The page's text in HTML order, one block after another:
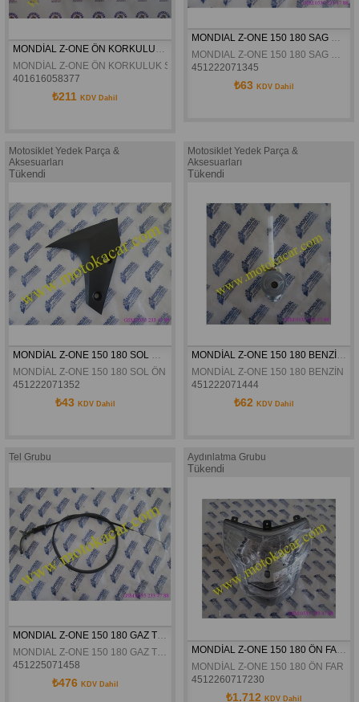
MONDİAL Z-ONE ÖN KORKULUK SİYAH
401616058377
₺211KDV Dahil
451222071345
₺63 KDV Dahil
Motosiklet Yedek Parça &
Aksesuarları
Tükendi
MONDİAL Z-ONE 150 180 SOL ÖN ÇAMULUK YAN GRENAJ ORJİNAL
MONDİAL Z-ONE 150 180 SOL ÖN ÇAMULUK YAN GRENAJ ORJİNAL
451222071352
₺43 KDV Dahil
Motosiklet Yedek Parça &
Aksesuarları
Tükendi
MONDİAL Z-ONE 150 180 BENZİN MUSLUĞU ORJİNAL
MONDİAL Z-ONE 150 180 BENZİN
451222071444
₺62 KDV Dahil
Tel Grubu
MONDIAL Z-ONE 150 180 GAZ TELI ORJINAL
MONDIAL Z-ONE 150 180 GAZ TELI ORJINAL
451225071458
₺476 KDV Dahil
Aydınlatma Grubu
Tükendi
MONDİAL Z-ONE 150 180 ÖN FAR KOMPLE ORJİNAL
MONDİAL Z-ONE 150 180 ÖN FAR
4512260717230
₺1.712 KDV Dahil